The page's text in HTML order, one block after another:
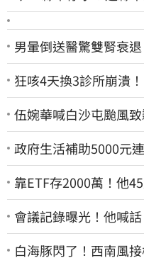
男暈倒送醫驚雙腎衰
狂咳4天換3診所崩潰
伍婉華喊白沙屯颱風
政府生活補助5000元
靠ETF存2000萬！他
會議記錄曝光！他喊
己的記憶好嗎？
白海豚閃了！西南風